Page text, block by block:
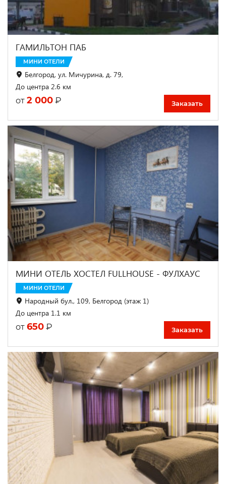
ГАМИЛЬТОН ПАБ
МИНИ ОТЕЛИ
Белгород, ул. Мичурина, д. 79,
До центра 2.6 км
от 2 000 ₽ Заказать
МИНИ ОТЕЛЬ ХОСТЕЛ FULLHOUSE - ФУЛХАУС
МИНИ ОТЕЛИ
Народный бул., 109, Белгород (этаж 1)
До центра 1.1 км
от 650 ₽ Заказать